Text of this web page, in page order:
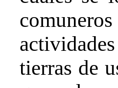
tierras de